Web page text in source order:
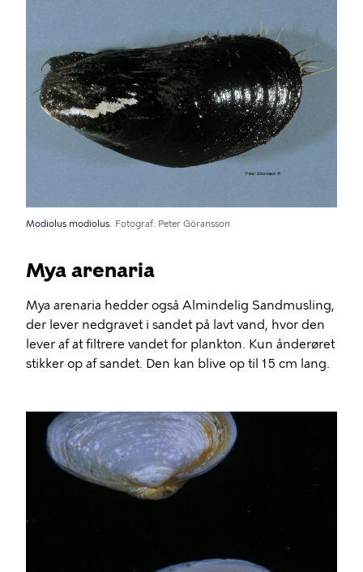
Modiolus modiolus. Fotograf Peter Göransson
Mya arenaria
Mya arenaria hedder også Almindelig Sandmusling,
der lever nedgravet i sandet på lavt vand, hvor den
lever af at filtrere vandet for plankton. Kun ånderøret
stikker op af sandet. Den kan blive op til 15 cm lang.